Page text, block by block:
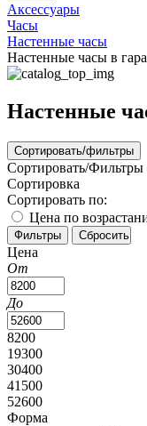
Аксессуары
Часы
Настенные часы
Настенные часы в
Настенные
Сортировать/фильтры
Сортировать/Фильтры
Сортировка
Сортировать по:
Цена по
Цена
От
До
8200
19300
30400
41500
52600
Форма